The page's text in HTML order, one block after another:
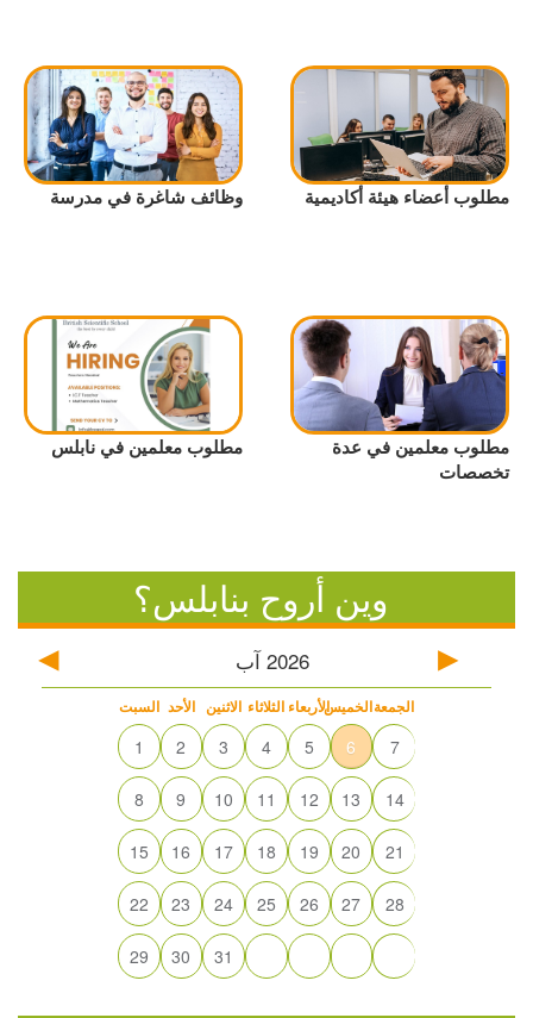
مطلوب أعضاء هيئة أكاديمية وظائف شاغرة في مدرسة
مطلوب معلمين في عدة
تخصصات
مطلوب معلمين في نابلس
وين أروح بنابلس؟
2026 آب
السبت الأحد الاثنين الثلاثاء الأربعاءالخميسالجمعة
1 2 3 4 5 6 7
8 9 10 11 12 13 14
15 16 17 18 19 20 21
22 23 24 25 26 27 28
29 30 31